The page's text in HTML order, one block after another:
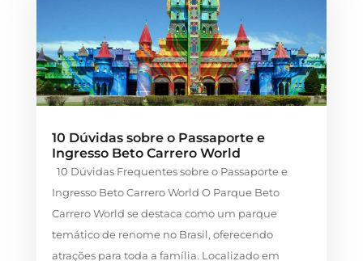
10 Dúvidas sobre o Passaporte e
Ingresso Beto Carrero World
10 Dúvidas Frequentes sobre o Passaporte e
Ingresso Beto Carrero World O Parque Beto
Carrero World se destaca como um parque
temático de renome no Brasil, oferecendo
atrações para toda a família. Localizado em